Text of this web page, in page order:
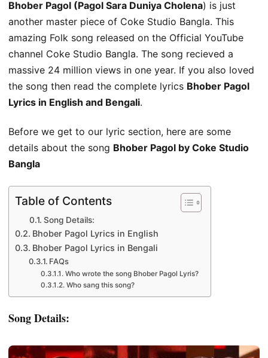
Bhober Pagol (Pagol Sara Duniya Cholena) is just
another master piece of Coke Studio Bangla. This
amazing Folk song released on the Official YouTube
channel Coke Studio Bangla. The song recieved a
massive 24 million views in one year. If you also loved
the song then read the complete lyrics Bhober Pagol
Lyrics in English and Bengali.
Before we get to our lyric section, here are some
details about the song Bhober Pagol by Coke Studio
Bangla
Table of Contents
Song Details:
Bhober Pagol Lyrics in English
Bhober Pagol Lyrics in Bengali
FAQs
Who wrote the song Bhober Pagol Lyris?
Who sang this song?
Song Details: